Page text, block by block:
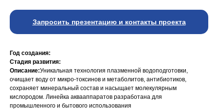
Запросить презентацию и контакты проекта
Год создания:
Стадия развития:
Описание:Уникальная технология плазменной водоподготовки,
очищает воду от микро-токсинов и метаболитов, антибиотиков,
сохраняет минеральный состав и насыщает молекулярным
кислородом. Линейка аквааппаратов разработана для
промышленного и бытового использования